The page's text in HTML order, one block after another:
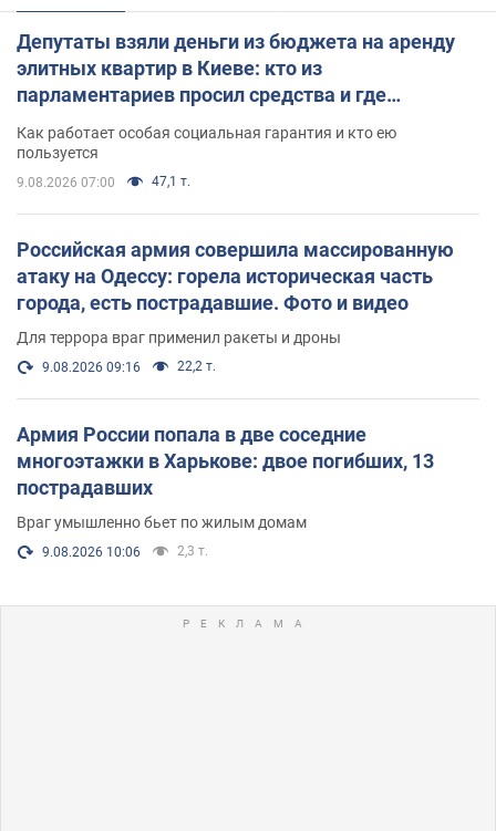
Депутаты взяли деньги из бюджета на аренду
элитных квартир в Киеве: кто из
парламентариев просил средства и где
поселился
Как работает особая социальная гарантия и кто ею
пользуется
9.08.2026 07:00 47,1 т.
Российская армия совершила массированную
атаку на Одессу: горела историческая часть
города, есть пострадавшие. Фото и видео
Для террора враг применил ракеты и дроны
9.08.2026 09:16 22,2 т.
Армия России попала в две соседние
многоэтажки в Харькове: двое погибших, 13
пострадавших
Враг умышленно бьет по жилым домам
9.08.2026 10:06 2,3 т.